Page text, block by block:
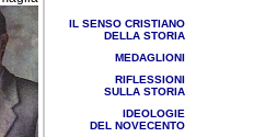
IL SENSO CRISTIANO
DELLA STORIA
MEDAGLIONI
RIFLESSIONI
SULLA STORIA
IDEOLOGIE
DEL NOVECENTO